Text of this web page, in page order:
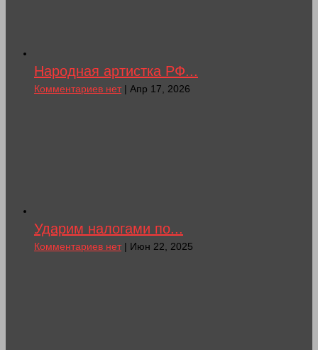
Народная артистка РФ...
Комментариев нет| Апр 17, 2026
Ударим налогами по...
Комментариев нет| Июн 22, 2025